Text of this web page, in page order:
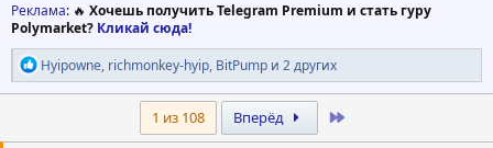
Реклама: 🔥 Хочешь получить Telegram Premium и стать гуру
Polymarket? Кликай сюда!
Р
е
а
Hyipowne, richmonkey-hyip, BitPump и 2 других
1 из 108 Вперёд